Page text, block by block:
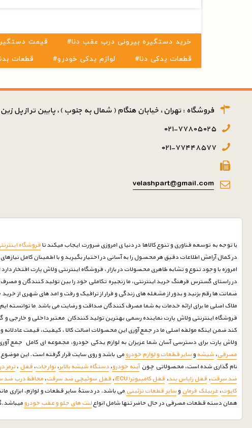
#خرید دستگیره بیرونی درب عقب دنا #قیمت
#قطعات یدکی دنا
#لوازم یدکی خودرو #قطعات
فروشگاه : تهران، خیابان هنگام ( شمال به جنوب )، پایین تر از پل زین
۰۲۱-۷۷۸۰۵۰۲۵
۰۲۱-۷۷۴۴۸۵۷۷
velashpart@gmail.com
با توجه به توسعه فناوری و تنوع کالاها در دنیا ی امروزی ضرورت ایجاب میکند تافروشگاه
در کمال آرامش اطلاعات دقیق هر محصول را به آسانی در اختیار بگیرید و با اطمینان کامل
امروزه با وجود تنوع و تشابه ظاهری محصولات در بازار ، فروشگاه اینترنتی ولاش پارت افتخار
در راستای گسترس فرهنگ خرید اینترنتی، ما زنجیره تکاملی خود را بین تولید کنندگان و
ضمانت ها رقم بزنید و بدور از مشغله های زندگی و فرار از ترافیک و رفت و امد های شهری از
ملاک اصلی ما برای ارائه خدمات به شما مصرف کنندگان صداقت و رضایت می باشد ما توانسته ایم با بیش از 30 سال سابقه درخشان در صنف لوازم یدکی خودرو رضایت مشتریان خود را جلب نماییم امیدواریم درکنارشما بتوانیم بار دیگر به
فروشگاه اینترنتی ولاش پارت نماینده رسمی بهترین تولید کنندکان معتبر داخلی و خارجی
کند ضمن اینکه مولفه اصلی ما در جمع آوری این محصولات اصالت کالا ، کیفیت، قیمت
ولاش پارت برای دسترسی آسان شما عزیزان به لوازم یدکی خودرو، مجموعه ای کامل جمع آوری و آن را
مصرفی،شیشه وسایر قطعات و لوازم خودرومی باشد و روی سایت قرار گرفته است. این
نام گذاری شده است، محصولاتی چونآینه خودرو، دستگاه شیشه بالابر،نوارجات،قفل ، ترمز
ضد سرقت، قفل زاپاس بند، قفل کامپیوتر(ECU) ،قفل سوئیچی ضد سرقت، محافظ درب ضد
کاپوت،غربیلک فرمان وسایر قطعات تزئینی می باشد. در دستۀ سایر قطعات و لوازم، ابزاری
همان دسته قطعات مصرفی در حال حاضر تنها شامل انواعلنت های جلو و عقب خودرو